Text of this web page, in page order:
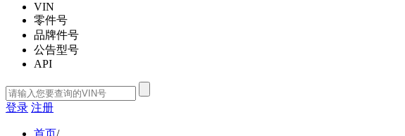
VIN
零件号
品牌件号
公告型号
API
登录 注册
首页/